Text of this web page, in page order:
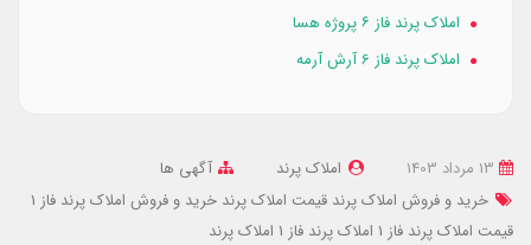
املاک پرند فاز ۶ پروژه هسا
املاک پرند فاز 6 آرش آرمه
املاک پرند
آگهی ها
خرید و فروش املاک پرند قیمت املاک پرند خرید و فروش املاک پرند فاز 1
قیمت املاک پرند فاز 1
املاک پرند فاز 1 املاک پرند